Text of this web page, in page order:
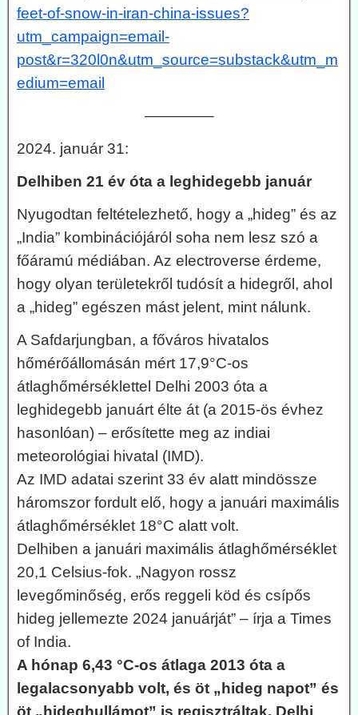
feet-of-snow-in-iran-china-issues?
utm_campaign=email-
post&r=320l0n&utm_source=substack&utm_m
edium=email
————–
2024. január 31:
Delhiben 21 év óta a leghidegebb január
Nyugodtan feltételezhető, hogy a „hideg” és az
„India” kombinációjáról soha nem lesz szó a
főáramú médiában. Az electroverse érdeme,
hogy olyan területekről tudósít a hidegről, ahol
a „hideg” egészen mást jelent, mint nálunk.
A Safdarjungban, a főváros hivatalos
hőmérőállomásán mért 17,9°C-os
átlaghőmérséklettel Delhi 2003 óta a
leghidegebb januárt élte át (a 2015-ös évhez
hasonlóan) – erősítette meg az indiai
meteorológiai hivatal (IMD).
Az IMD adatai szerint 33 év alatt mindössze
háromszor fordult elő, hogy a januári maximális
átlaghőmérséklet 18°C alatt volt.
Delhiben a januári maximális átlaghőmérséklet
20,1 Celsius-fok. „Nagyon rossz
levegőminőség, erős reggeli köd és csípős
hideg jellemezte 2024 januárját” – írja a Times
of India.
A hónap 6,43 °C-os átlaga 2013 óta a
legalacsonyabb volt, és öt „hideg napot” és
öt „hideghullámot” is regisztráltak. Delhi